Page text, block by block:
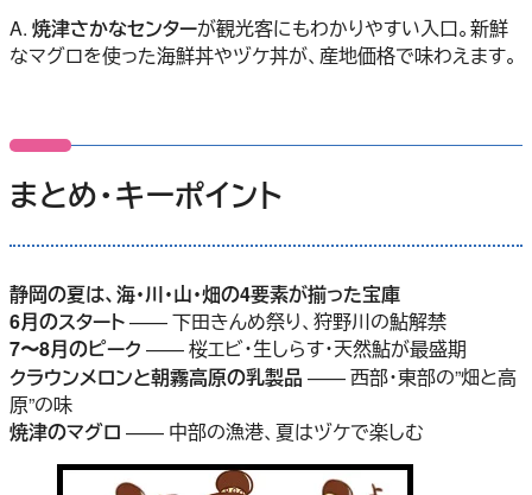
A. 焼津さかなセンターが観光客にもわかりやすい入口。新鮮
なマグロを使った海鮮丼やヅケ丼が、産地価格で味わえます。
まとめ・キーポイント
静岡の夏は、海・川・山・畑の4要素が揃った宝庫
6月のスタート—— 下田きんめ祭り、狩野川の鮎解禁
7〜8月のピーク —— 桜エビ・生しらす・天然鮎が最盛期
クラウンメロンと朝霧高原の乳製品 —— 西部・東部の”畑と高
原”の味
焼津のマグロ —— 中部の漁港、夏はヅケで楽しむ